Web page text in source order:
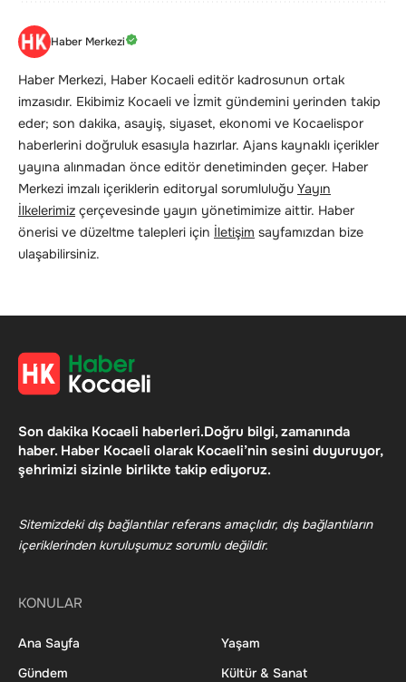
Haber Merkezi
Haber Merkezi, Haber Kocaeli editör kadrosunun ortak
imzasıdır. Ekibimiz Kocaeli ve İzmit gündemini yerinden takip
eder; son dakika, asayiş, siyaset, ekonomi ve Kocaelispor
haberlerini doğruluk esasıyla hazırlar. Ajans kaynaklı içerikler
yayına alınmadan önce editör denetiminden geçer. Haber
Merkezi imzalı içeriklerin editoryal sorumluluğu Yayın
İlkelerimiz çerçevesinde yayın yönetimimize aittir. Haber
önerisi ve düzeltme talepleri için İletişim sayfamızdan bize
ulaşabilirsiniz.
Son dakika Kocaeli haberleri.Doğru bilgi, zamanında
haber. Haber Kocaeli olarak Kocaeli’nin sesini duyuruyor,
şehrimizi sizinle birlikte takip ediyoruz.
Sitemizdeki dış bağlantılar referans amaçlıdır, dış bağlantıların
içeriklerinden kuruluşumuz sorumlu değildir.
KONULAR
Ana Sayfa
Gündem
Yaşam
Kültür & Sanat